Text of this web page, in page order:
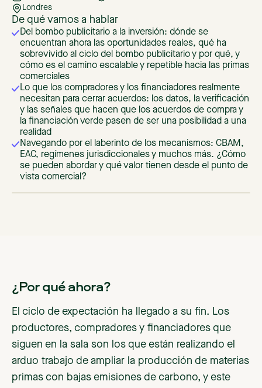
Londres
De qué vamos a hablar
Del bombo publicitario a la inversión: dónde se
encuentran ahora las oportunidades reales, qué ha
sobrevivido al ciclo del bombo publicitario y por qué, y
cómo es el camino escalable y repetible hacia las primas
comerciales
Lo que los compradores y los financiadores realmente
necesitan para cerrar acuerdos: los datos, la verificación
y las señales que hacen que los acuerdos de compra y
la financiación verde pasen de ser una posibilidad a una
realidad
Navegando por el laberinto de los mecanismos: CBAM,
EAC, regímenes jurisdiccionales y muchos más. ¿Cómo
se pueden abordar y qué valor tienen desde el punto de
vista comercial?
¿Por qué ahora?
El ciclo de expectación ha llegado a su fin. Los
productores, compradores y financiadores que
siguen en la sala son los que están realizando el
arduo trabajo de ampliar la producción de materias
primas con bajas emisiones de carbono, y este